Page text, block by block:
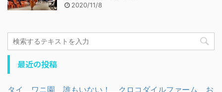
2020/11/8
最近の投稿
タイ ワニ園 誰もいない！ クロコダイルファーム お